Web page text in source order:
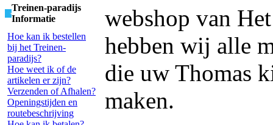
Treinen-paradijs
Informatie
Hoe kan ik bestellen
bij het Treinen-
paradijs?
Hoe weet ik of de
artikelen er zijn?
Verzenden of Afhalen?
Openingstijden en
routebeschrijving
webshop van
hebben wij alle
die uw Thomas
maken.